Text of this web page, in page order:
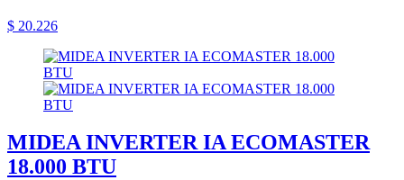
$ 20.226
MIDEA INVERTER IA ECOMASTER
18.000 BTU